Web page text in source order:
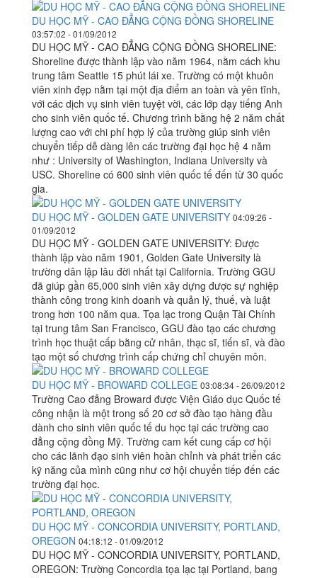
DU HỌC MỸ - CAO ĐẲNG CỘNG ĐỒNG SHORELINE
03:57:02 - 01/09/2012
DU HỌC MỸ - CAO ĐẲNG CỘNG ĐỒNG SHORELINE:
Shoreline được thành lập vào năm 1964, nằm cách khu
trung tâm Seattle 15 phút lái xe. Trường có một khuôn
viên xinh đẹp nằm tại một địa điểm an toàn và yên tĩnh,
với các dịch vụ sinh viên tuyệt vời, các lớp dạy tiếng Anh
cho sinh viên quốc tế. Chương trình bằng hệ 2 năm chất
lượng cao với chi phí hợp lý của trường giúp sinh viên
chuyển tiếp dễ dàng lên các trường đại học hệ 4 năm
như : University of Washington, Indiana University và
USC. Shoreline có 600 sinh viên quốc tế đến từ 30 quốc
gia.
DU HỌC MỸ - GOLDEN GATE UNIVERSITY 04:09:26 -
01/09/2012
DU HỌC MỸ - GOLDEN GATE UNIVERSITY: Được
thành lập vào năm 1901, Golden Gate University là
trường dân lập lâu đời nhất tại California. Trường GGU
đã giúp gần 65,000 sinh viên xây dựng được sự nghiệp
thành công trong kinh doanh và quản lý, thuế, và luật
trong hơn 100 năm qua. Tọa lạc trong Quận Tài Chính
tại trung tâm San Francisco, GGU đào tạo các chương
trình học thuật cấp bằng cử nhân, thạc sĩ, tiến sĩ, và đào
tạo một số chương trình cấp chứng chỉ chuyên môn.
DU HỌC MỸ - BROWARD COLLEGE 03:08:34 - 26/09/2012
Trường Cao đẳng Broward được Viện Giáo dục Quốc tế
công nhận là một trong số 20 cơ sở đào tạo hàng đầu
dành cho sinh viên quốc tế du học tại các trường cao
đẳng cộng đồng Mỹ. Trường cam kết cung cấp cơ hội
cho các lãnh đạo sinh viên hoàn chỉnh và phát triển các
kỹ năng của mình cũng như cơ hội chuyển tiếp đến các
trường đại học.
DU HỌC MỸ - CONCORDIA UNIVERSITY, PORTLAND,
OREGON 04:18:12 - 01/09/2012
DU HỌC MỸ - CONCORDIA UNIVERSITY, PORTLAND,
OREGON: Trường Concordia tọa lạc tại Portland, bang